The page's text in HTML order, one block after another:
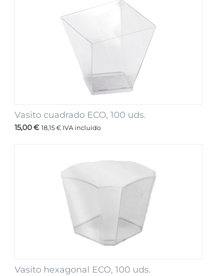
Vasito cuadrado ECO, 100 uds.
15,00€ 18,15€ IVA incluido
Vasito hexagonal ECO, 100 uds.